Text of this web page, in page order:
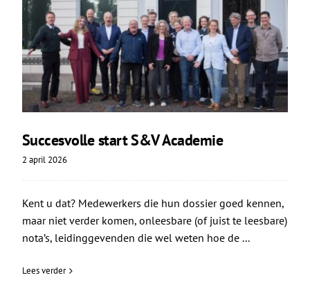
Succesvolle start S&V Academie
2 april 2026
Kent u dat? Medewerkers die hun dossier goed kennen,
maar niet verder komen, onleesbare (of juist te leesbare)
nota’s, leidinggevenden die wel weten hoe de ...
Lees verder